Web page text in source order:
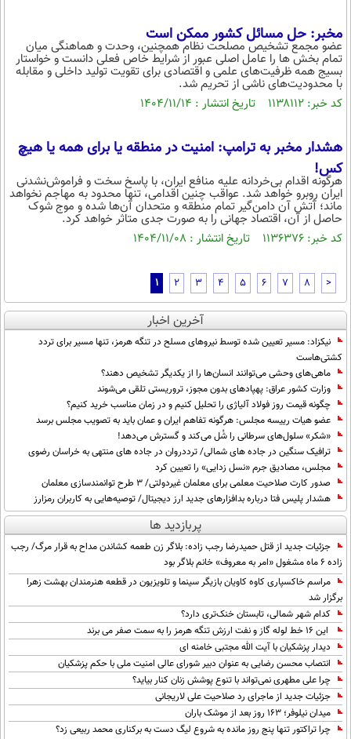
مخبر: حل مسائل کشور ممکن است
عضو مجمع تشخیص مصلحت نظام همچنین، وحدت و هماهنگی میان
تمام بخش ها را عامل اصلی عبور از شرایط خاص فعلی دانست و خواستار
بسیج همه ظرفیت‌های علمی و اقتصادی برای تقویت تولید داخلی و مقابله
با محدودیت‌های ناشی از تحریم شد.
کد خبر: ۱۱۳۸۱۱۲ تاریخ انتشار : ۱۴۰۴/۱۱/۱۴
هشدار مخبر به ترامپ:‌ امنیت در منطقه یا برای همه یا هیچ
کس!
هرگونه اقدام بی‌خردانه علیه منافع ایران، با پاسخ سخت و فراموش‌نشدنی
ایران روبرو خواهد شد. عواقب چنین اقدامی، تنها محدود به مهاجم نخواهد
ماند؛ آتش آن دامن‌گیر تمام منطقه و متحدان آن‌ها شده و موج شوک
حاصل از آن، اقتصاد جهانی را به صورت جدی متاثر خواهد کرد.
کد خبر: ۱۱۳۶۳۷۶ تاریخ انتشار : ۱۴۰۴/۱۱/۰۸
1 2 3 4 5 6 7 8 >
آخرین اخبار
نیکزاد: مسیر تعیین شده توسط نیروهای مسلح در تنگه هرمز، تنها مسیر برای تردد
کشتی‌هاست
ماهی‌های وحشی می‌توانند انسان‌ها را از یکدیگر تشخیص دهند؟
وزارت کشور عراق: پهپادهای بدون مجوز، تروریستی تلقی می‌شوند
چگونه قیمت روز فولاد آلیاژی را تحلیل کنیم و در زمان مناسب خرید کنیم؟
عضو هیات رییسه مجلس: هرگونه تفاهم ایران و عمان باید به تصویب مجلس برسد
«شکر» سلول‌های سرطانی را شُل می‌کند و گسترش می‌دهد!
ترافیک سنگین در جاده های شمالی/ ترددروان در جاده های منتهی به خراسان رضوی
مجلس، مصادیق جرم «نسل زدایی» را تعیین کرد
صدور کارت صلاحیت معلمی برای معلمان غیردولتی/ ۳ طرح توانمندسازی معلمان
هشدار پلیس فتا درباره بدافزار‌های جدید ارز دیجیتال/ توصیه‌هایی به کاربران رمزارز
پربازدید ها
جزئیات جدید از قتل حمیدرضا رجب زاده: بلاگر زن طعمه کشاندن مداح به قرار مرگ/ رجب
زاده 6 ماه مشغول «امر به معروف» خانم بلاگر بود
مراسم خاکسپاری کاوه کاویان بازیگر سینما و تلویزیون در قطعه هنرمندان بهشت زهرا
برگزار شد
کدام شهر شمالی، تابستان خنک‌تری دارد؟
این 16 خط لوله گاز و نفت ارزش تنگه هرمز را به سمت صفر می برند
دیدار پزشکیان با آیت الله مجتبی خامنه ای
انتصاب محسن رضایی به عنوان دبیر شورای عالی امنیت ملی با حکم پزشکیان
چرا علی مطهری نمی‌تواند با تنوع پوشش زنان کنار بیاید؟
جزئیات جدید از ماجرای رد صلاحیت علی لاریجانی
میدان نیلوفر؛ ۱۶۳ روز بعد از موشک باران
چرا تراکتور تنها پنج روز مانده به شروع لیگ دست به برکناری محمد ربیعی زد؟